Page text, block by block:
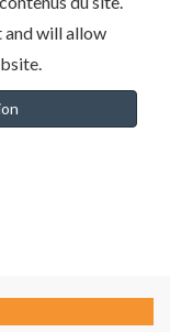
and will allow